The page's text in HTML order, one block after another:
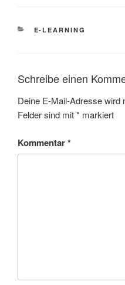
KATEGORIEN
E-LEARNING
Schreibe einen
Deine E-Mail-Adresse wird
Felder sind mit* markiert
Kommentar*